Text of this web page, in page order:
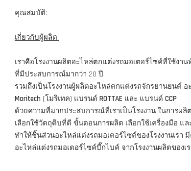
คุณสมบัติ:
เกี่ยวกับผู้ผลิต:
เราคือโรงงานผลิตอะไหล่ตกแต่งรถมอเตอร์ไซค์ที่ใช้งา
ที่มีประสบการณ์มากว่า 20 ปี
รวมถึงเป็นโรงงานผู้ผลิตอะไหล่ตกแต่งรถจักรยานยนต์
Moritech (โมริเทค) แบรนด์ ROTTAE และ แบรนด์ CCP
ด้วยความที่มากประสบการณ์ที่เราเป็นโรงงาน ในการผลิต
เลือกใช้วัตถุดิบที่ดี ขั้นตอนการผลิต เลือกใช้เครื่องมือ แ
ทำให้ชิ้นส่วนอะไหล่แต่งรถมอเตอร์ไซค์ของโรงงานเร
อะไหล่แต่งรถมอเตอร์ไซค์บื๊กไบค์ จากโรงงานผลิตของ